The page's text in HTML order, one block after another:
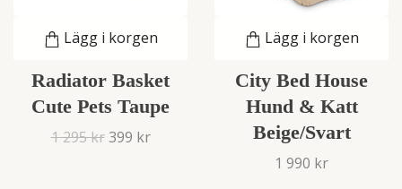
Lägg i korgen
Radiator Basket
Cute Pets Taupe
1 295 kr 399 kr
Lägg i korgen
City Bed House
Hund & Katt
Beige/Svart
1 990 kr